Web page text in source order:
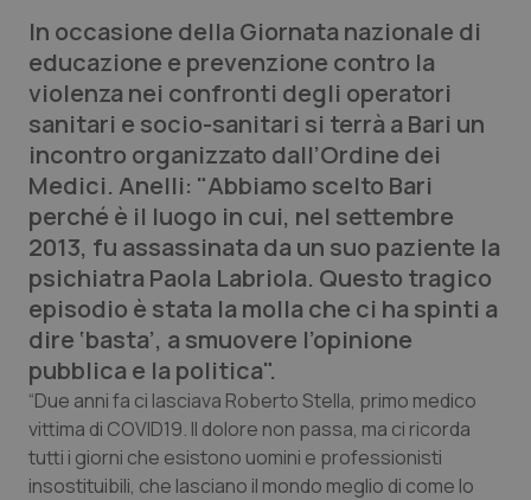
QS Pro
Professionisti Sanitari.AI
Abruzzo
Basilicata
Calabria
Campania
Emilia-Romagna
Friuli Venezia Giulia
QS Pro Gold
Artrite & artrosi
Asma & BPCO
Car-T
Colesterolo & coronaropatie
Dermatite Atopica
QS Club Newsletter
In occasione della Giornata nazionale di
educazione e prevenzione contro la
violenza nei confronti degli operatori
sanitari e socio-sanitari si terrà a Bari un
incontro organizzato dall’Ordine dei
Medici. Anelli: "Abbiamo scelto Bari
perché è il luogo in cui, nel settembre
2013, fu assassinata da un suo paziente la
psichiatra Paola Labriola. Questo tragico
episodio è stata la molla che ci ha spinti a
dire ‘basta’, a smuovere l’opinione
pubblica e la politica".
“Due anni fa ci lasciava Roberto Stella, primo medico
vittima di COVID19. Il dolore non passa, ma ci ricorda
tutti i giorni che esistono uomini e professionisti
insostituibili, che lasciano il mondo meglio di come lo